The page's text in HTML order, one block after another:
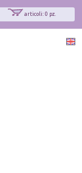
articoli: 0 pz.